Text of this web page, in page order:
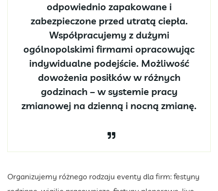
odpowiednio zapakowane i
zabezpieczone przed utratą ciepła.
Współpracujemy z dużymi
ogólnopolskimi firmami opracowując
indywidualne podejście. Możliwość
dowożenia posiłków w różnych
godzinach – w systemie pracy
zmianowej na dzienną i nocną zmianę.
Organizujemy różnego rodzaju eventy dla firm: festyny